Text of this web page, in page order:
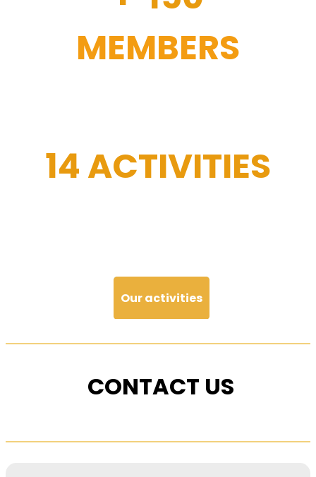
MEMBERS
14 ACTIVITIES
Our activities
CONTACT US